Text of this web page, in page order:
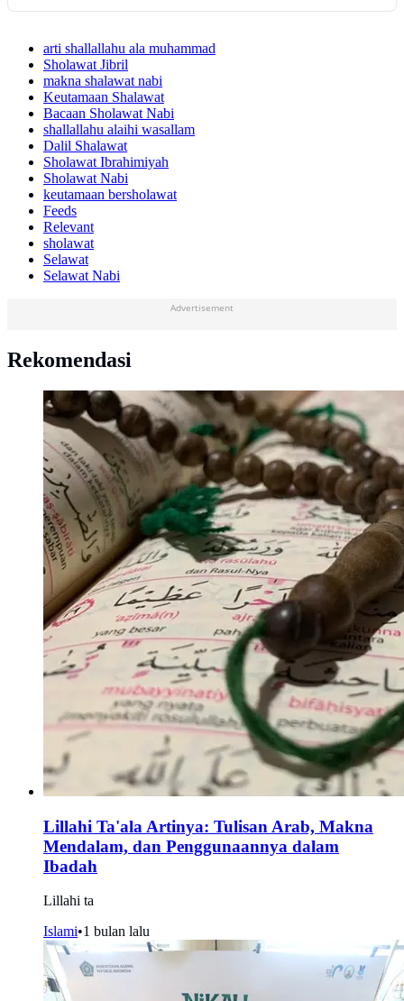
arti shallallahu ala muhammad
Sholawat Jibril
makna shalawat nabi
Keutamaan Shalawat
Bacaan Sholawat Nabi
shallallahu alaihi wasallam
Dalil Shalawat
Sholawat Ibrahimiyah
Sholawat Nabi
keutamaan bersholawat
Feeds
Relevant
sholawat
Selawat
Selawat Nabi
Advertisement
Rekomendasi
Lillahi Ta'ala Artinya: Tulisan Arab, Makna
Mendalam, dan Penggunaannya dalam
Ibadah
Lillahi ta
Islami•1 bulan lalu